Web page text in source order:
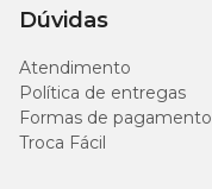
Dúvidas
Atendimento
Política de entregas
Formas de pagamento
Troca Fácil